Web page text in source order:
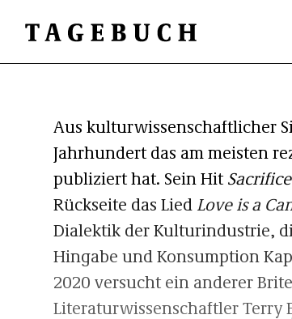
Aus kulturwissenschaftlicher
Jahrhundert das am meisten
publiziert hat. Sein HitSacrifice
Rückseite das Lied Love is a
Dialektik der Kulturindustrie,
Hingabe und Konsumption
2020 versucht ein anderer
Literaturwissenschaftler Terry